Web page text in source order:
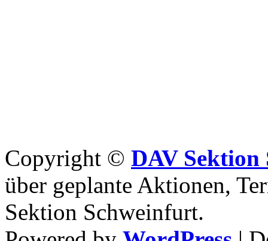
Copyright © DAV
über geplante Aktionen,
Sektion Schweinfurt.